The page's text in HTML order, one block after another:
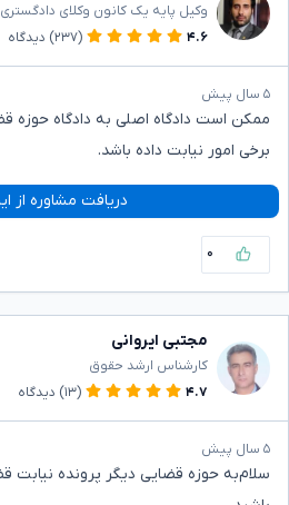
وکیل پایه یک کانون وکلای دادگستری
۴.۶
(۲۳۷) دیدگاه
۵ سال پیش
ممکن است دادگاه اصلی به دادگاه حوزه
برخی امور نیابت داده باشد.
دریافت مشاوره از
۰
مجتبی ایروانی
کارشناس ارشد حقوق
۴.۷
(۱۳) دیدگاه
۵ سال پیش
سلام‌به حوزه قضایی دیگر پرونده